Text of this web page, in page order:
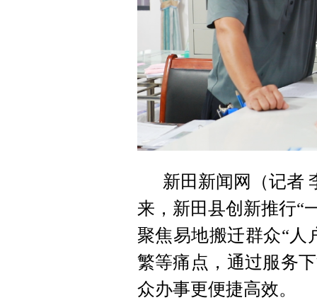
新田新闻网（记者
来，新田县创新推行“
聚焦易地搬迁群众“人
繁等痛点，通过服务
众办事更便捷高效。